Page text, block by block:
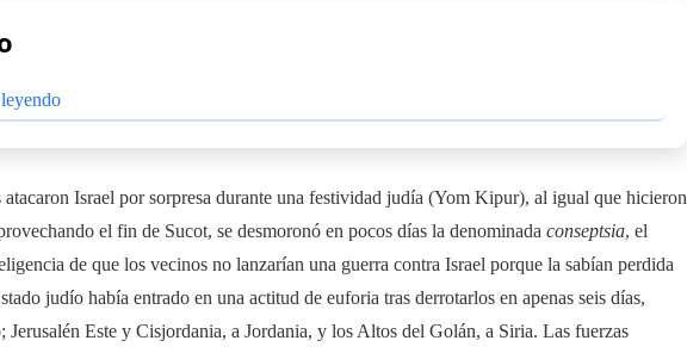
atacaron Israel por sorpresa durante una festividad judía (Yom Kipur), al igual que hicieron
el fin de Sucot, se desmoronó en pocos días la denominada conseptsia, el
de que los vecinos no lanzarían una guerra contra Israel porque la sabían perdida
judío había entrado en una actitud de euforia tras derrotarlos en apenas seis días,
Este y Cisjordania, a Jordania, y los Altos del Golán, a Siria. Las fuerzas